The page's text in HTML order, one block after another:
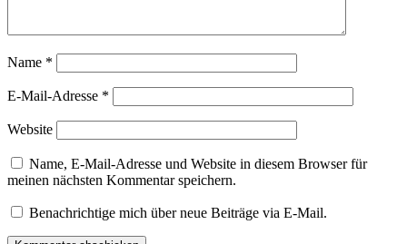
Name *
E-Mail-Adresse *
Website
Name, E-Mail-Adresse und Website in diesem Browser für
meinen nächsten Kommentar speichern.
Benachrichtige mich über neue Beiträge via E-Mail.